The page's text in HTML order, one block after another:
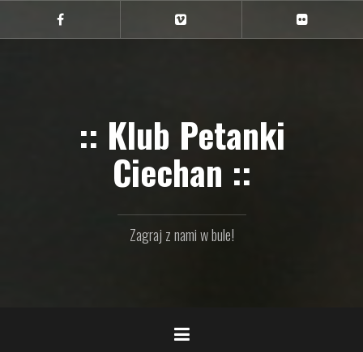
treści
Ciechan
na
na
na
:: Klub Petanki
Ciechan ::
Zagraj z nami w bule!